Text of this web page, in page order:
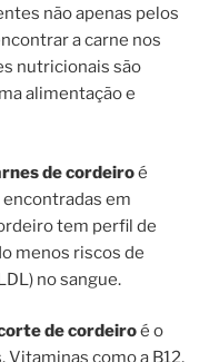
não apenas pelos
a carne nos
nutricionais são
alimentação e
de cordeiroé
encontradas em
tem perfil de
menos riscos de
no sangue.
de cordeiroé o
como a B12,